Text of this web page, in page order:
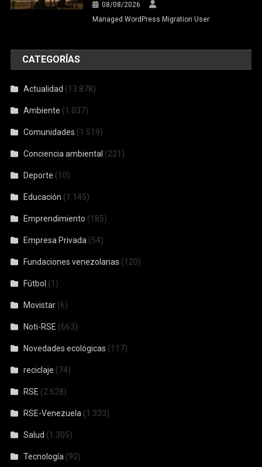
08/08/2026
Managed WordPress Migration User
CATEGORÍAS
Actualidad (13.878)
Ambiente (1.037)
Comunidades (1.519)
Conciencia ambiental (221)
Deporte (10)
Educación (1.145)
Emprendimiento (185)
Empresa Privada (54)
Fundaciones venezolanas (120)
Fútbol (1)
Movistar (6)
Noti-RSE (663)
Novedades ecológicas (117)
reciclaje (74)
RSE (2.628)
RSE-Venezuela (1.333)
Salud (1.305)
Tecnología (90)